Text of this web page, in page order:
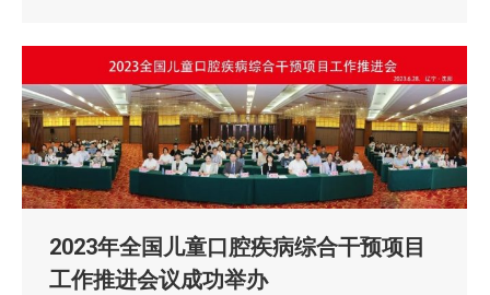
2023年全国儿童口腔疾病综合干预项目
工作推进会议成功举办